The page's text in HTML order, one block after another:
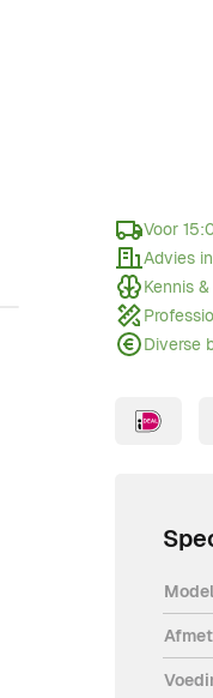
Voor
Advies
Kennis
Diverse
Model